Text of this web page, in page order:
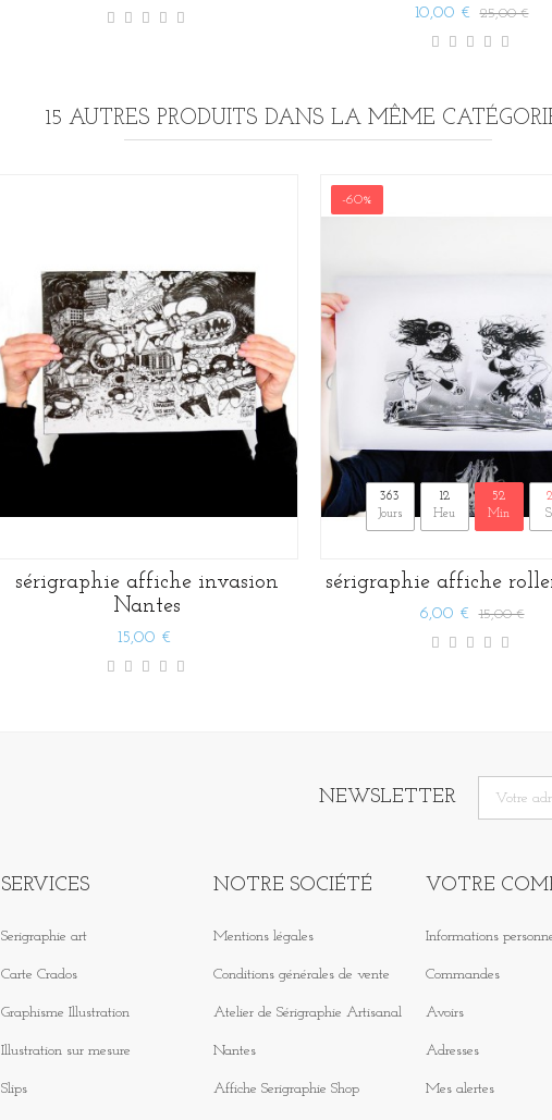
10,00 € 25,00 €
15 AUTRES PRODUITS DANS LA MÊME
sérigraphie affiche invasion
Nantes
15,00 €
363
Jours
12
Heu
52
Min
-60%
sérigraphie affiche
6,00 € 15,00 €
NEWSLETTER
SERVICES
Serigraphie art
Carte Crados
Graphisme Illustration
Illustration sur mesure
Slips
NOTRE SOCIÉTÉ
Mentions légales
Conditions générales de vente
Atelier de Sérigraphie Artisanal
Nantes
Affiche Serigraphie Shop
VOTRE
Informations
Commandes
Avoirs
Adresses
Mes alertes